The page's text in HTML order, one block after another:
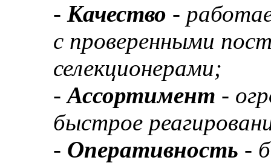
- Качество -
с проверенными
селекционерами;
-Ассортимент -
быстрое
- Оперативность -